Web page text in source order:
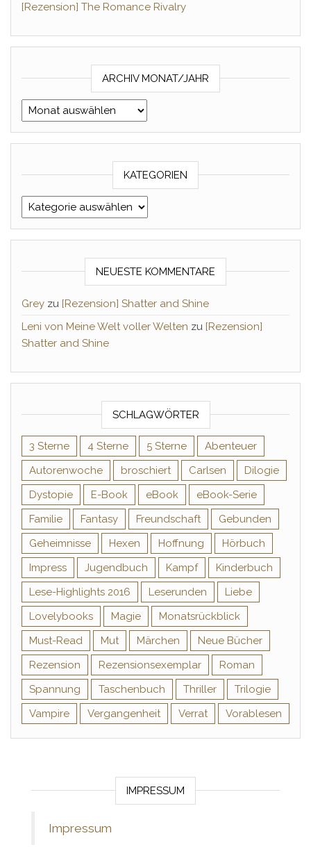
[Rezension] The Romance Rivalry
ARCHIV MONAT/JAHR
Archiv Monat/Jahr
KATEGORIEN
Kategorien
NEUESTE KOMMENTARE
Grey zu [Rezension] Shatter and Shine
Leni von Meine Welt voller Welten zu [Rezension]
Shatter and Shine
SCHLAGWÖRTER
3 Sterne 4 Sterne 5 Sterne
Abenteuer
Autorenwoche
broschiert Carlsen
Dilogie
Dystopie
E-Book eBook
eBook-Serie
Familie
Fantasy Freundschaft
Gebunden
Geheimnisse
Hexen Hoffnung
Hörbuch
Impress
Jugendbuch Kampf
Kinderbuch
Lese-Highlights 2016
Leserunden
Liebe
Lovelybooks
Magie
Monatsrückblick
Must-Read
Mut Märchen
Neue Bücher
Rezension
Rezensionsexemplar
Roman
Spannung
Taschenbuch Thriller
Trilogie
Vampire
Vergangenheit Verrat Vorablesen
IMPRESSUM
Impressum